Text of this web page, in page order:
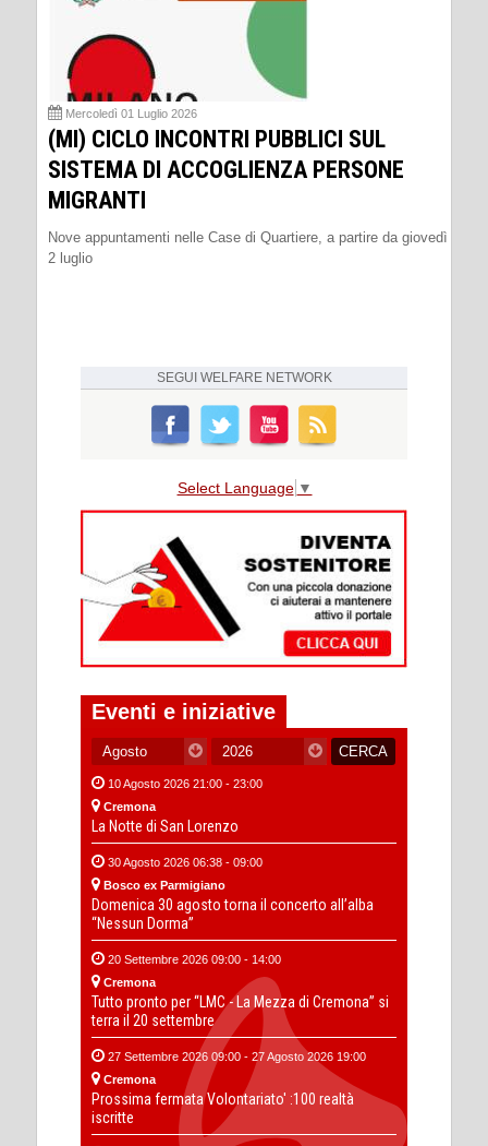
Mercoledì 01 Luglio 2026
(MI) CICLO INCONTRI PUBBLICI SUL
SISTEMA DI ACCOGLIENZA PERSONE
MIGRANTI
Nove appuntamenti nelle Case di Quartiere, a partire da giovedì
2 luglio
SEGUI WELFARE NETWORK
Select Language ▼
Eventi e iniziative
10 Agosto 2026 21:00 - 23:00
Cremona
La Notte di San Lorenzo
30 Agosto 2026 06:38 - 09:00
Bosco ex Parmigiano
Domenica 30 agosto torna il concerto all’alba
“Nessun Dorma”
20 Settembre 2026 09:00 - 14:00
Cremona
Tutto pronto per “LMC - La Mezza di Cremona” si
terra il 20 settembre
27 Settembre 2026 09:00 - 27 Agosto 2026 19:00
Cremona
Prossima fermata Volontariato' :100 realtà
iscritte